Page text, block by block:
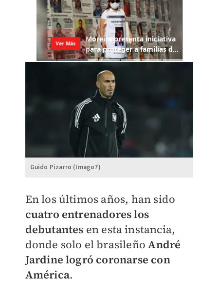
Guido Pizarro (Imago7)
En los últimos años, han sido
cuatro entrenadores los
debutantes en esta instancia,
donde solo el brasileñoAndré
Jardine logró coronarse con
América.